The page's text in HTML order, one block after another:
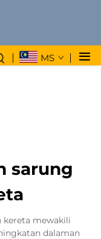
MS
sarung
kereta mewakili
dalaman